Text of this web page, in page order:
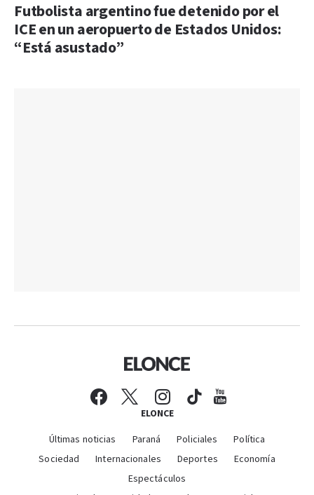
Futbolista argentino fue detenido por el
ICE en un aeropuerto de Estados Unidos:
“Está asustado”
ELONCE
Últimas noticias Paraná Policiales
Política
Sociedad
Internacionales Deportes
Economía
Espectáculos